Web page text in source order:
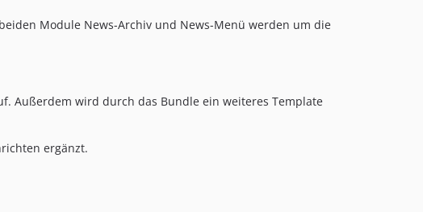
Module News-Archiv und News-Menü werden um die
Außerdem wird durch das Bundle ein weiteres Template
ergänzt.